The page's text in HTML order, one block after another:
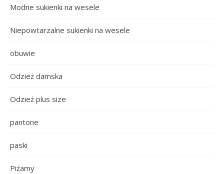
Modne sukienki na wesele
Niepowtarzalne sukienki na wesele
obuwie
Odzież damska
Odzież plus size
pantone
paski
Piżamy